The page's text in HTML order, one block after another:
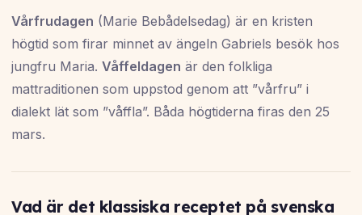
Vårfrudagen (Marie Bebådelsedag) är en kristen
högtid som firar minnet av ängeln Gabriels besök hos
jungfru Maria. Våffeldagen är den folkliga
mattraditionen som uppstod genom att ”vårfru” i
dialekt lät som ”våffla”. Båda högtiderna firas den 25
mars.
Vad är det klassiska receptet på svenska